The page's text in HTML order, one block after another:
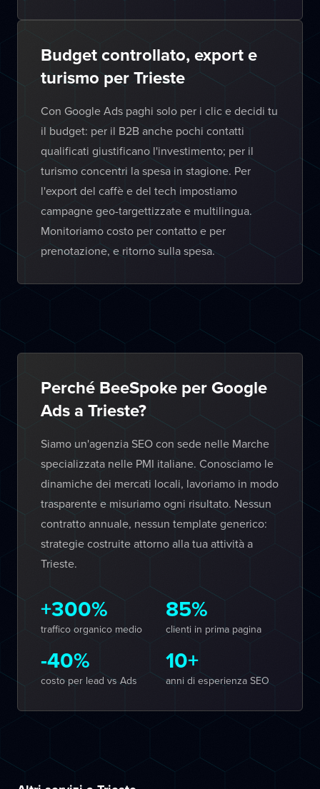
Budget controllato, export e
turismo per Trieste
Con Google Ads paghi solo per i clic e decidi tu
il budget: per il B2B anche pochi contatti
qualificati giustificano l'investimento; per il
turismo concentri la spesa in stagione. Per
l'export del caffè e del tech impostiamo
campagne geo-targettizzate e multilingua.
Monitoriamo costo per contatto e per
prenotazione, e ritorno sulla spesa.
Perché BeeSpoke per Google
Ads a Trieste?
Siamo un'agenzia SEO con sede nelle Marche
specializzata nelle PMI italiane. Conosciamo le
dinamiche dei mercati locali, lavoriamo in modo
trasparente e misuriamo ogni risultato. Nessun
contratto annuale, nessun template generico:
strategie costruite attorno alla tua attività a
Trieste.
+300%
traffico organico medio
85%
clienti in prima pagina
-40%
costo per lead vs Ads
10+
anni di esperienza SEO